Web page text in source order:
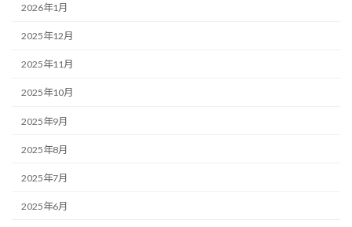
2026年1月
2025年12月
2025年11月
2025年10月
2025年9月
2025年8月
2025年7月
2025年6月